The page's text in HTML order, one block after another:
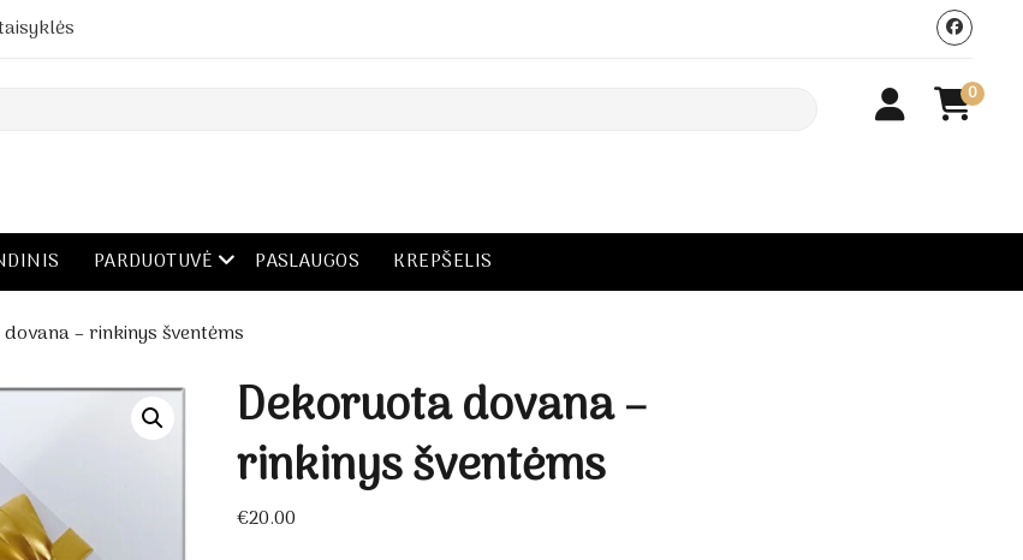
0
PARDUOTUVĖ open menu
PASLAUGOS KREPŠELIS
– rinkinys šventėms
Dekoruota dovana –
rinkinys šventėms
€20.00